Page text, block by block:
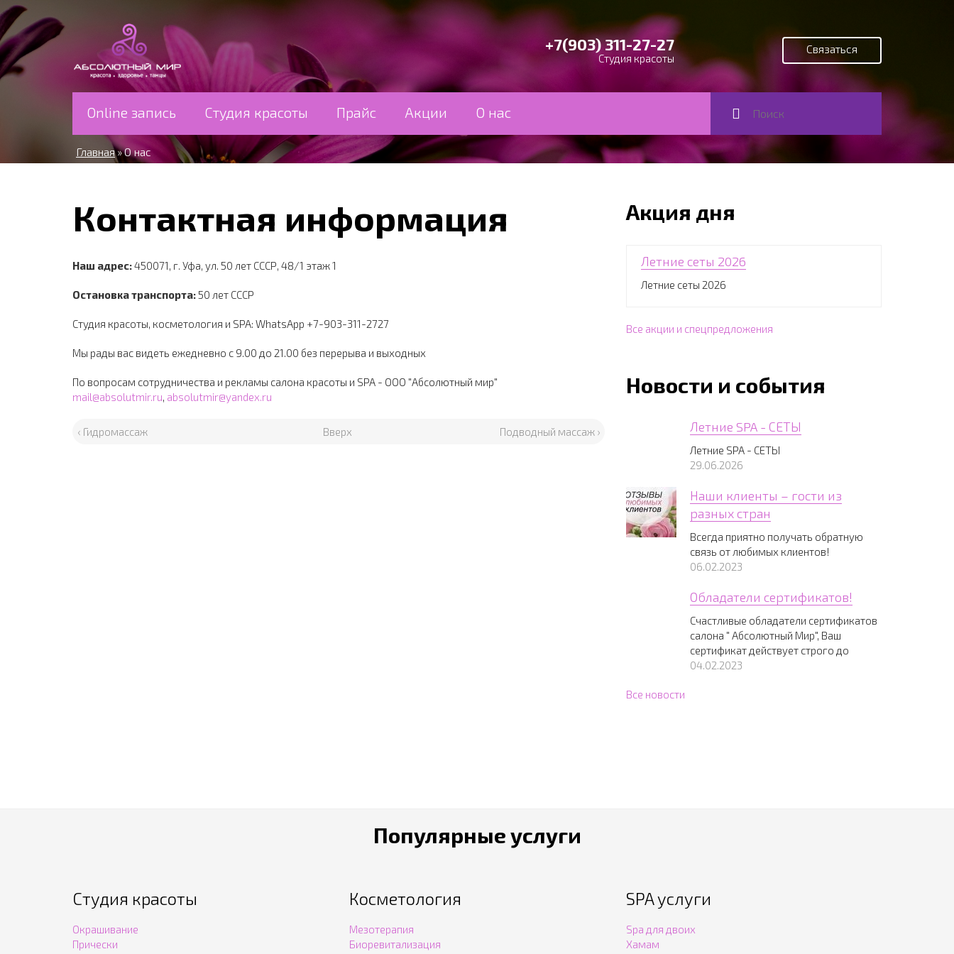
Перейти к основному содержанию
+7(903) 311-27-27
Студия красоты
Связаться
Online запись Студия красоты Прайс Акции О нас
Форма поиска
Главная»О нас
Контактная информация
Наш адрес:450071, г. Уфа, ул. 50 лет СССР, 48/1 этаж 1
Остановка транспорта: 50 лет СССР
Студия красоты, косметология и SPA: WhatsApp +7-903-311-2727
Мы рады вас видеть ежедневно с 9.00 до 21.00 без перерыва и выходных
По вопросам сотрудничества и рекламы салона красоты и SPA - ООО "Абсолютный мир"
mail@absolutmir.ru, absolutmir@yandex.ru
‹ Гидромассаж Вверх Подводный массаж ›
Акция дня
Летние сеты 2026
Летние сеты 2026
Все акции и спецпредложения
Новости и события
Летние SPA - СЕТЫ
Летние SPA - СЕТЫ
29.06.2026
Наши клиенты – гости из
разных стран
Всегда приятно получать обратную
связь от любимых клиентов!
06.02.2023
Обладатели сертификатов!
Счастливые обладатели сертификатов
салона " Абсолютный Мир", Ваш
сертификат действует строго до
04.02.2023
Все новости
Популярные услуги
Студия красоты
Окрашивание
Прически
Косметология
Мезотерапия
Биоревитализация
SPA услуги
Spa для двоих
Хамам